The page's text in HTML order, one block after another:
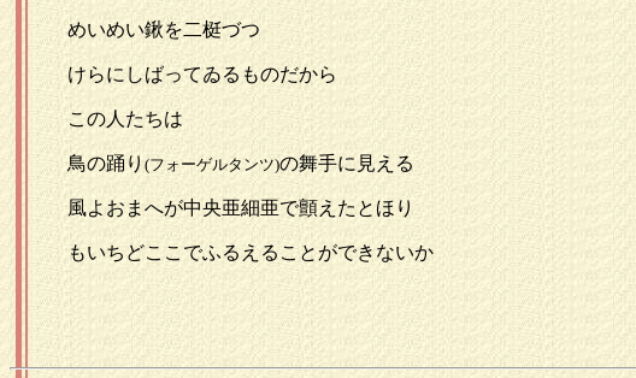
めいめい鍬を二梃づつ
けらにしばってゐるものだから
この人たちは
鳥の踊り (フォーゲルタンツ)の舞手に見える
風よおまへが中央亜細亜で顫えたとほり
もいちどここでふるえることができないか